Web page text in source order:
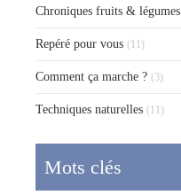
Chroniques fruits & légumes
Repéré pour vous (11)
Comment ça marche ? (3)
Techniques naturelles (11)
Mots clés